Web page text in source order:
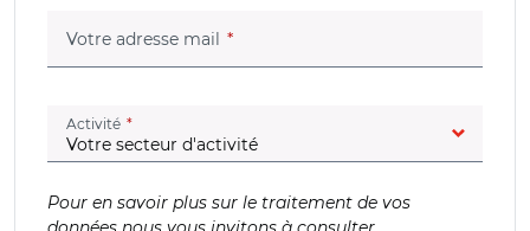
Votre adresse mail (champ obligatoire)
Activité (champ obligatoire)
Pour en savoir plus sur le traitement de vos